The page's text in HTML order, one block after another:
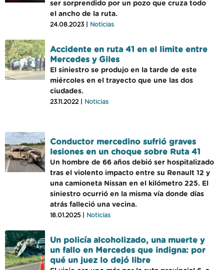
ser sorprendido por un pozo que cruza todo
el ancho de la ruta.
24.08.2023 | Noticias
Accidente en ruta 41 en el limite entre
Mercedes y Giles
El siniestro se produjo en la tarde de este
miércoles en el trayecto que une las dos
ciudades.
23.11.2022 | Noticias
Conductor mercedino sufrió graves
lesiones en un choque sobre Ruta 41
Un hombre de 66 años debió ser hospitalizado
tras el violento impacto entre su Renault 12 y
una camioneta Nissan en el kilómetro 225. El
siniestro ocurrió en la misma vía donde días
atrás falleció una vecina.
18.01.2025 | Noticias
Un policía alcoholizado, una muerte y
un fallo en Mercedes que indigna: por
qué un juez lo dejó libre